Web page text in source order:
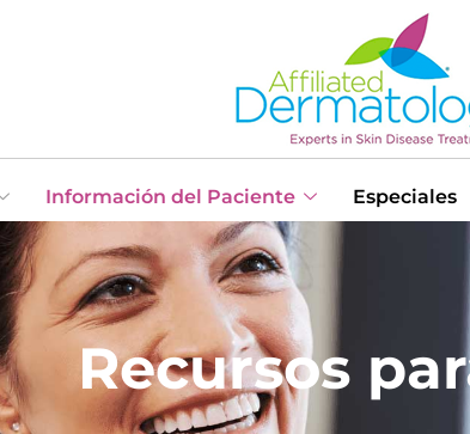
Información del Paciente Especiales
Recursos